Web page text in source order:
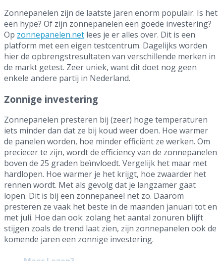
Zonnepanelen zijn de laatste jaren enorm populair. Is het
een hype? Of zijn zonnepanelen een goede investering?
Op zonnepanelen.net lees je er alles over. Dit is een
platform met een eigen testcentrum. Dagelijks worden
hier de opbrengstresultaten van verschillende merken in
de markt getest. Zeer uniek, want dit doet nog geen
enkele andere partij in Nederland.
Zonnige investering
Zonnepanelen presteren bij (zeer) hoge temperaturen
iets minder dan dat ze bij koud weer doen. Hoe warmer
de panelen worden, hoe minder efficiënt ze werken. Om
preciecer te zijn, wordt de efficiency van de zonnepanelen
boven de 25 graden beïnvloedt. Vergelijk het maar met
hardlopen. Hoe warmer je het krijgt, hoe zwaarder het
rennen wordt. Met als gevolg dat je langzamer gaat
lopen. Dit is bij een zonnepaneel net zo. Daarom
presteren ze vaak het beste in de maanden januari tot en
met juli. Hoe dan ook: zolang het aantal zonuren blijft
stijgen zoals de trend laat zien, zijn zonnepanelen ook de
komende jaren een zonnige investering.